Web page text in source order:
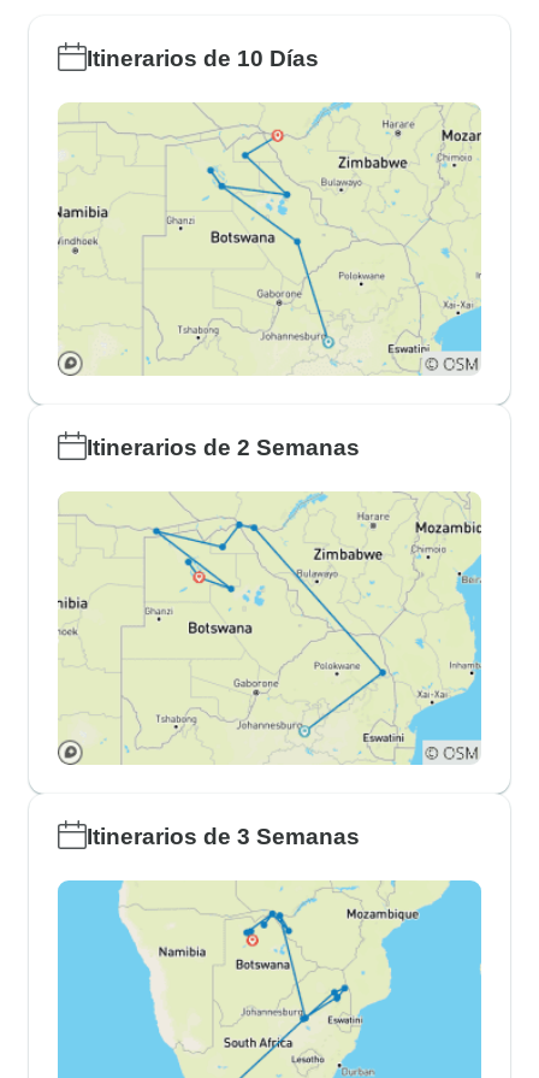
Itinerarios de 10 Días
Itinerarios de 2 Semanas
Itinerarios de 3 Semanas